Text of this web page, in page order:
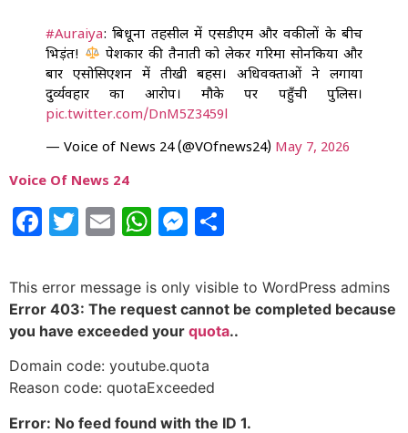
#Auraiya: बिधूना तहसील में एसडीएम और वकीलों के बीच
भिड़ंत!
पेशकार की तैनाती को लेकर गरिमा सोनकिया और
बार एसोसिएशन में तीखी बहस। अधिवक्ताओं ने लगाया
दुर्व्यवहार का आरोप। मौके पर पहुँची पुलिस।
pic.twitter.com/DnM5Z3459l
— Voice of News 24 (@VOfnews24) May 7, 2026
Voice Of News 24
Facebook
Twitter
EmailWhatsApp
Messenger
This error message is only visible to WordPress admins
Error 403: The request cannot be completed because
you have exceeded your quota..
Domain code: youtube.quota
Reason code: quotaExceeded
Error: No feed found with the ID 1.